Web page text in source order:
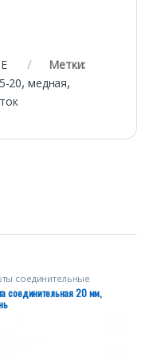
Метки:
20, медная,
соединительные
соединительная 20 мм,